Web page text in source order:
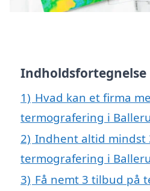
Indholdsfortegnelse
1) Hvad kan et firma
termografering i
2) Indhent altid mindst
termografering i
3) Få nemt 3 tilbud på